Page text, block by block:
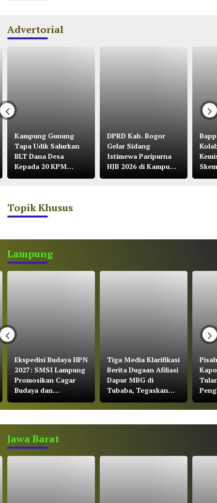
Advertorial
Kampung Gunung
Tapa Udik Salurkan
BLT Dana Desa
Kepada 20 KPM
Tahun 2026
DPRD Kab. Bogor
Gelar Sidang
Istimewa Paripurna
HJB 2026 di Kampung
Citalahab Desa
Topik Khusus
Lampung
Ekspedisi Budaya HPN
2027: SMSI Lampung
Promosikan Cagar
Budaya dan
Konservasi Gajah
Tiga Media Klarifikasi
Berita Dugaan Afiliasi
Dapur MBG di
Tubaba, Tegaskan
Bekerja Sesuai UU
Pers dan Kode Etik
Jawa Barat